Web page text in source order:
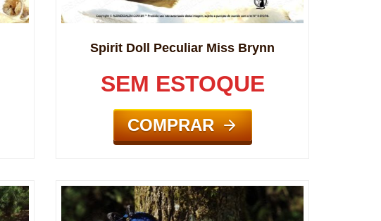
Spirit Doll Peculiar Miss Brynn
SEM ESTOQUE
COMPRAR